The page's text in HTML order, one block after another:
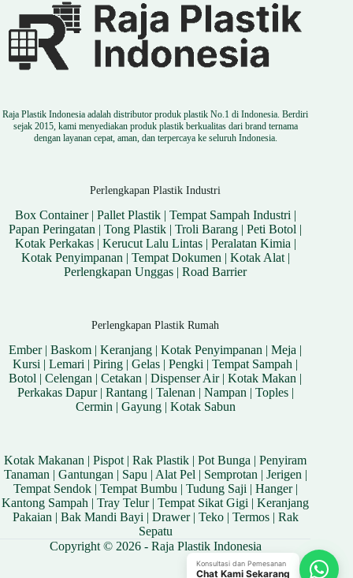
Raja Plastik Indonesia adalah distributor produk plastik No.1 di Indonesia. Berdiri
sejak 2015, kami menyediakan produk plastik berkualitas dari brand ternama
dengan layanan cepat, aman, dan terpercaya ke seluruh Indonesia.
Perlengkapan Plastik Industri
Box Container| Pallet Plastik| Tempat Sampah Industri |
Papan Peringatan |Tong Plastik |Troli Barang |Peti Botol |
Kotak Perkakas| Kerucut Lalu Lintas| Peralatan Kimia |
Kotak Penyimpanan | Tempat Dokumen | Kotak Alat|
Perlengkapan Unggas |Road Barrier
Perlengkapan Plastik Rumah
Ember|Baskom |Keranjang |Kotak Penyimpanan |Meja |
Kursi |Lemari |Piring |Gelas |Pengki |Tempat Sampah |
Botol |Celengan |Cetakan |Dispenser Air|Kotak Makan |
Perkakas Dapur| Rantang| Talenan | Nampan | Toples|
Cermin | Gayung| Kotak Sabun
Kotak Makanan |Pispot |Rak Plastik |Pot Bunga |Penyiram
Tanaman | Gantungan | Sapu | Alat Pel | Semprotan | Jerigen |
Tempat Sendok| Tempat Bumbu | Tudung Saji | Hanger|
Kantong Sampah |Tray Telur|Tempat Sikat Gigi |Keranjang
Pakaian | Bak Mandi Bayi | Drawer| Teko| Termos| Rak
Sepatu
Copyright © 2026 - Raja Plastik Indonesia
Konsultasi dan Pemesanan
Chat Kami Sekarang